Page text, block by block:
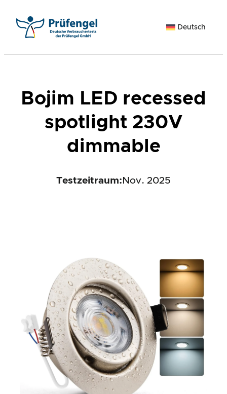
Inhalt
springen
Deutsch
Bojim LED recessed
spotlight 230V
dimmable
Testzeitraum: Nov. 2025